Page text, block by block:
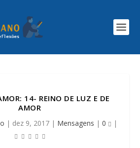
14- REINO DE LUZ E DE
AMOR
| dez 9, 2017 | Mensagens | 0 |